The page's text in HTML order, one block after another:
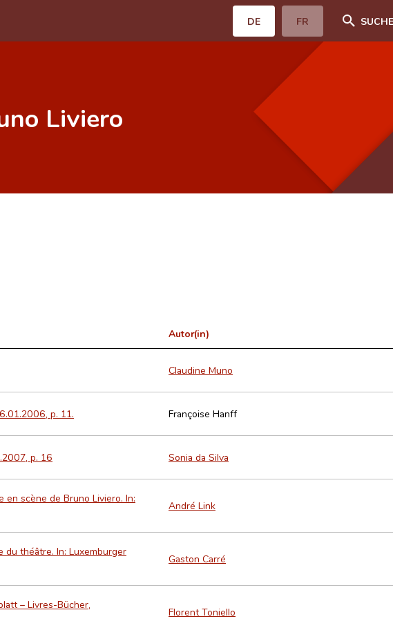
DE FR
Liviero
Autor(in)
Claudine Muno
p. 11. Françoise Hanff
p. 16 Sonia da Silva
en scène de Bruno Liviero. In:
André Link
théâtre. In: Luxemburger
Gaston Carré
– Livres-Bücher,
Florent Toniello